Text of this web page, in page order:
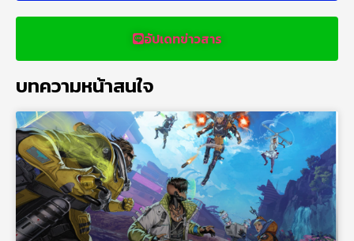
อัปเดทข่าวสาร
บทความหน้าสนใจ